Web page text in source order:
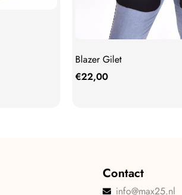
Blazer Gilet
€22,00
Contact
info@max25.nl